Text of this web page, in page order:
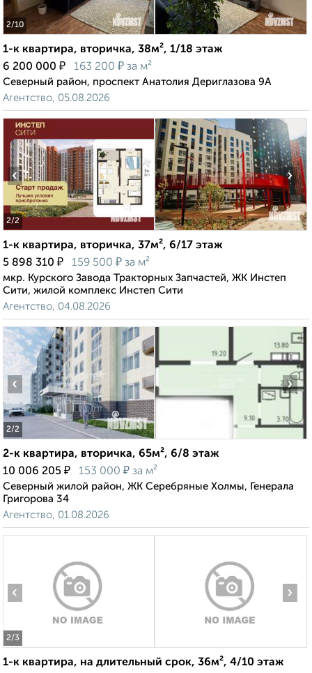
2/10
1-к квартира, вторичка, 38м², 1/18 этаж
6 200 000 ₽ 163 200 ₽ за м²
Северный район, проспект Анатолия Дериглазова 9А
Агентство, 05.08.2026
2/2
‹ ›
1-к квартира, вторичка, 37м², 6/17 этаж
5 898 310 ₽ 159 500 ₽ за м²
мкр. Курского Завода Тракторных Запчастей, ЖК Инстеп
Сити, жилой комплекс Инстеп Сити
Агентство, 04.08.2026
2/2
‹ ›
2-к квартира, вторичка, 65м², 6/8 этаж
10 006 205 ₽ 153 000 ₽ за м²
Северный жилой район, ЖК Серебряные Холмы, Генерала
Григорова 34
Агентство, 01.08.2026
2/3
‹ ›
1-к квартира, на длительный срок, 36м², 4/10 этаж